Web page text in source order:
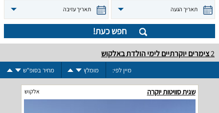
תאריך הגעה תאריך עזיבה
חפש כעת!
2צימרים יוקרתיים לימי הולדת באלקוש
מיין לפי: מומלץ מחיר בסופ"ש
שגית סוויטות יוקרה אלקוש